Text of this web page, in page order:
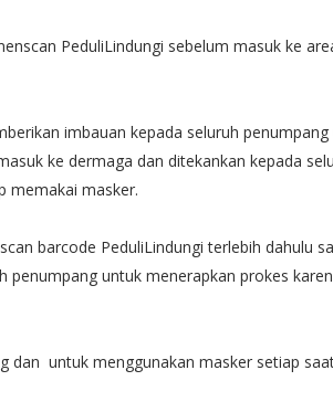
PeduliLindungi sebelum masuk ke
imbauan kepada seluruh
ke dermaga dan ditekankan kepada
memakai masker.
barcode PeduliLindungi terlebih dahulu
penumpang untuk menerapkan prokes
dan untuk menggunakan masker setiap